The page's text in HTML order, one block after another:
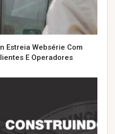
Estreia Websérie Com
E Operadores